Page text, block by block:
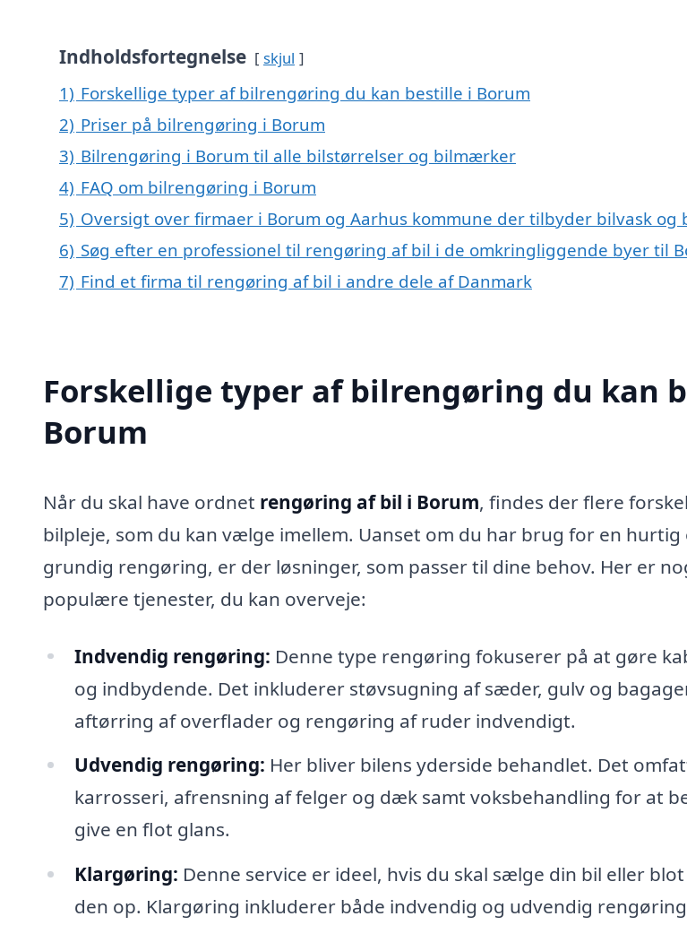
Indholdsfortegnelse skjul
1) Forskellige typer af bilrengøring du kan bestille i Borum
2) Priser på bilrengøring i Borum
3) Bilrengøring i Borum til alle bilstørrelser og bilmærker
4) FAQ om bilrengøring i Borum
5) Oversigt over firmaer i Borum og Aarhus kommune der tilbyder bilvask og
6) Søg efter en professionel til rengøring af bil i de omkringliggende byer til
7) Find et firma til rengøring af bil i andre dele af Danmark
Forskellige typer af bilrengøring du kan
Borum
Når du skal have ordnet rengøring af bil i Borum, findes der flere
bilpleje, som du kan vælge imellem. Uanset om du har brug for en
grundig rengøring, er der løsninger, som passer til dine behov. Her er
populære tjenester, du kan overveje:
Indvendig rengøring: Denne type rengøring fokuserer på at gøre
og indbydende. Det inkluderer støvsugning af sæder, gulv og
aftørring af overflader og rengøring af ruder indvendigt.
Udvendig rengøring: Her bliver bilens yderside behandlet. Det
karrosseri, afrensning af felger og dæk samt voksbehandling for at
give en flot glans.
Klargøring: Denne service er ideel, hvis du skal sælge din bil eller
den op. Klargøring inkluderer både indvendig og udvendig